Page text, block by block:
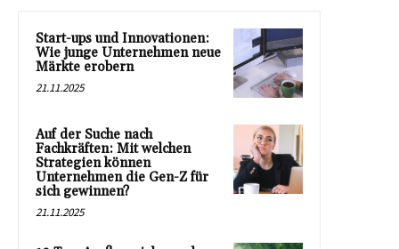
Start-ups und Innovationen:
Wie junge Unternehmen neue
Märkte erobern
21.11.2025
Auf der Suche nach
Fachkräften: Mit welchen
Strategien können
Unternehmen die Gen-Z für
sich gewinnen?
21.11.2025